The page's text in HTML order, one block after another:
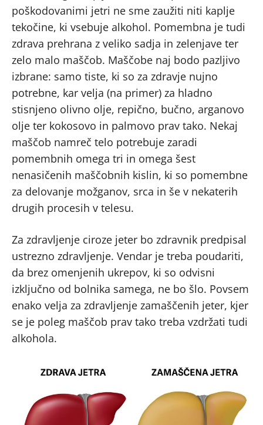
poškodovanimi jetri ne sme zaužiti niti kaplje
tekočine, ki vsebuje alkohol. Pomembna je tudi
zdrava prehrana z veliko sadja in zelenjave ter
zelo malo maščob. Maščobe naj bodo pazljivo
izbrane: samo tiste, ki so za zdravje nujno
potrebne, kar velja (na primer) za hladno
stisnjeno olivno olje, repično, bučno, arganovo
olje ter kokosovo in palmovo prav tako. Nekaj
maščob namreč telo potrebuje zaradi
pomembnih omega tri in omega šest
nenasičenih maščobnih kislin, ki so pomembne
za delovanje možganov, srca in še v nekaterih
drugih procesih v telesu.
Za zdravljenje ciroze jeter bo zdravnik predpisal
ustrezno zdravljenje. Vendar je treba poudariti,
da brez omenjenih ukrepov, ki so odvisni
izključno od bolnika samega, ne bo šlo. Povsem
enako velja za zdravljenje zamaščenih jeter, kjer
se je poleg maščob prav tako treba vzdržati tudi
alkohola.